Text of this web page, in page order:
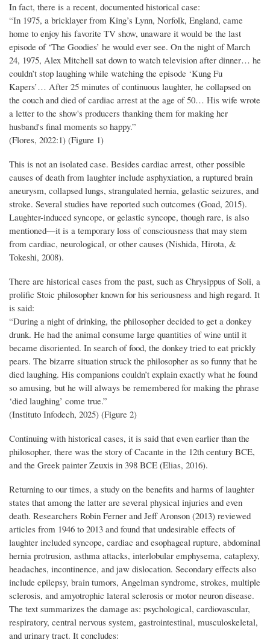
In fact, there is a recent, documented historical case:
“In 1975, a bricklayer from King’s Lynn, Norfolk, England, came
home to enjoy his favorite TV show, unaware it would be the last
episode of ‘The Goodies’ he would ever see. On the night of March
24, 1975, Alex Mitchell sat down to watch television after dinner… he
couldn’t stop laughing while watching the episode ‘Kung Fu
Kapers’… After 25 minutes of continuous laughter, he collapsed on
the couch and died of cardiac arrest at the age of 50… His wife wrote
a letter to the show's producers thanking them for making her
husband's final moments so happy.”
(Flores, 2022:1) (Figure 1)
This is not an isolated case. Besides cardiac arrest, other possible
causes of death from laughter include asphyxiation, a ruptured brain
aneurysm, collapsed lungs, strangulated hernia, gelastic seizures, and
stroke. Several studies have reported such outcomes (Goad, 2015).
Laughter-induced syncope, or gelastic syncope, though rare, is also
mentioned—it is a temporary loss of consciousness that may stem
from cardiac, neurological, or other causes (Nishida, Hirota, &
Tokeshi, 2008).
There are historical cases from the past, such as Chrysippus of Soli, a
prolific Stoic philosopher known for his seriousness and high regard. It
is said:
“During a night of drinking, the philosopher decided to get a donkey
drunk. He had the animal consume large quantities of wine until it
became disoriented. In search of food, the donkey tried to eat prickly
pears. The bizarre situation struck the philosopher as so funny that he
died laughing. His companions couldn’t explain exactly what he found
so amusing, but he will always be remembered for making the phrase
‘died laughing’ come true.”
(Instituto Infodech, 2025) (Figure 2)
Continuing with historical cases, it is said that even earlier than the
philosopher, there was the story of Cacante in the 12th century BCE,
and the Greek painter Zeuxis in 398 BCE (Elias, 2016).
Returning to our times, a study on the benefits and harms of laughter
states that among the latter are several physical injuries and even
death. Researchers Robin Ferner and Jeff Aronson (2013) reviewed
articles from 1946 to 2013 and found that undesirable effects of
laughter included syncope, cardiac and esophageal rupture, abdominal
hernia protrusion, asthma attacks, interlobular emphysema, cataplexy,
headaches, incontinence, and jaw dislocation. Secondary effects also
include epilepsy, brain tumors, Angelman syndrome, strokes, multiple
sclerosis, and amyotrophic lateral sclerosis or motor neuron disease.
The text summarizes the damage as: psychological, cardiovascular,
respiratory, central nervous system, gastrointestinal, musculoskeletal,
and urinary tract. It concludes: